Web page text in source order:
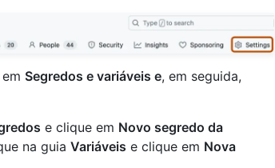
Segredos e variáveis e, em seguida,
e clique em Novo segredo da
na guia Variáveis e clique em Nova